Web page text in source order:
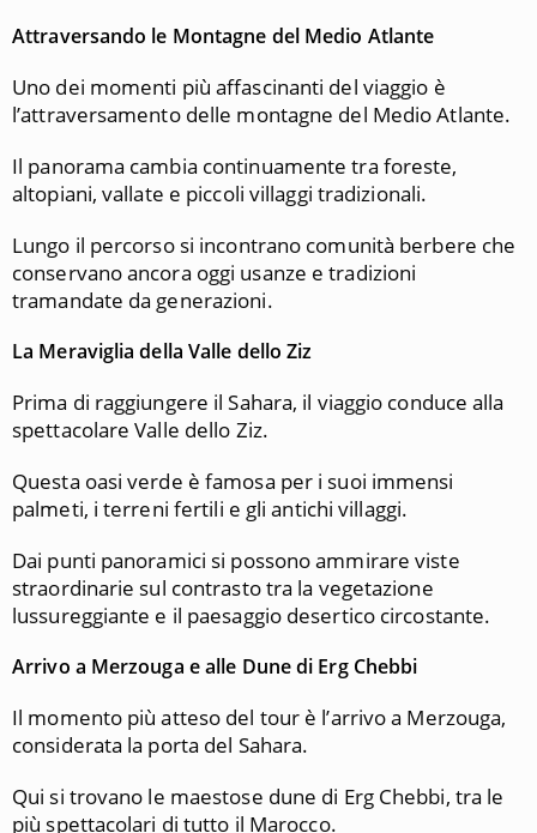
Attraversando le Montagne del Medio Atlante
Uno dei momenti più affascinanti del viaggio è
l’attraversamento delle montagne del Medio Atlante.
Il panorama cambia continuamente tra foreste,
altopiani, vallate e piccoli villaggi tradizionali.
Lungo il percorso si incontrano comunità berbere che
conservano ancora oggi usanze e tradizioni
tramandate da generazioni.
La Meraviglia della Valle dello Ziz
Prima di raggiungere il Sahara, il viaggio conduce alla
spettacolare Valle dello Ziz.
Questa oasi verde è famosa per i suoi immensi
palmeti, i terreni fertili e gli antichi villaggi.
Dai punti panoramici si possono ammirare viste
straordinarie sul contrasto tra la vegetazione
lussureggiante e il paesaggio desertico circostante.
Arrivo a Merzouga e alle Dune di Erg Chebbi
Il momento più atteso del tour è l’arrivo a Merzouga,
considerata la porta del Sahara.
Qui si trovano le maestose dune di Erg Chebbi, tra le
più spettacolari di tutto il Marocco.